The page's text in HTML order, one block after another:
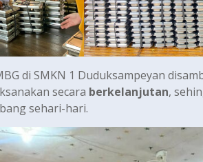
di SMKN 1 Duduksampeyan
secara berkelanjutan,
sehari-hari.